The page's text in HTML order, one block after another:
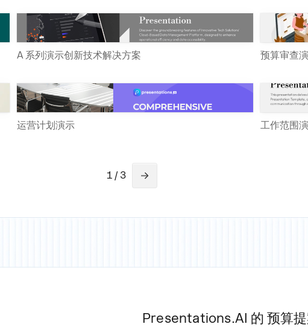
A 系列演示创新技术解决方案 预算审查
运营计划演示 工作范围
1 / 3
Presentations.AI 的 预算